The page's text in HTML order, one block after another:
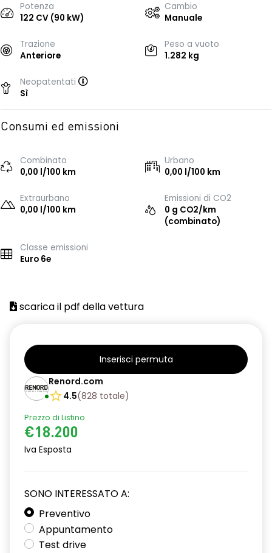
Potenza
122 CV (90 kW)
Cambio
Manuale
Trazione
Anteriore
Peso a vuoto
1.282 kg
Neopatentati
Sì
Consumi ed emissioni
Combinato
0,00 l/100 km
Urbano
0,00 l/100 km
Extraurbano
0,00 l/100 km
Emissioni di CO2
0 g CO2/km
(combinato)
Classe emissioni
Euro 6e
scarica il pdf della vettura
Inserisci permuta
Renord.com
4.5(828 totale)
Prezzo di Listino
€18.200
Iva Esposta
SONO INTERESSATO A:
Preventivo
Appuntamento
Test drive